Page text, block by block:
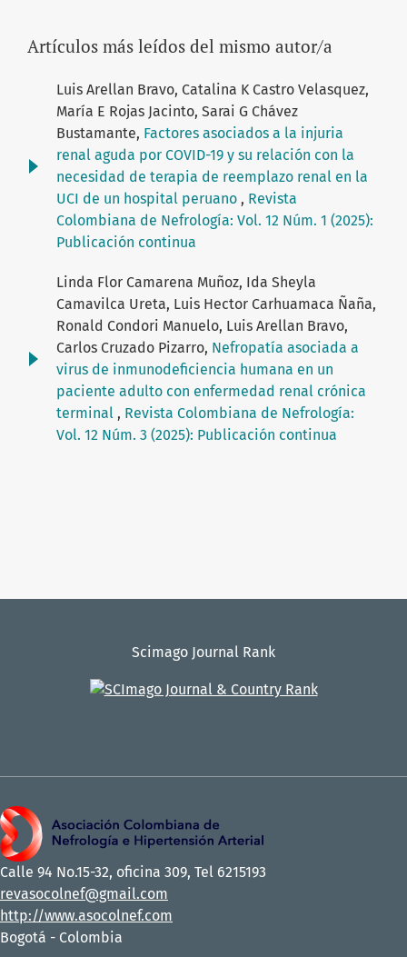
Artículos más leídos del mismo autor/a
Luis Arellan Bravo, Catalina K Castro Velasquez,
María E Rojas Jacinto, Sarai G Chávez
Bustamante, Factores asociados a la injuria
renal aguda por COVID-19 y su relación con la
necesidad de terapia de reemplazo renal en la
UCI de un hospital peruano , Revista
Colombiana de Nefrología: Vol. 12 Núm. 1 (2025):
Publicación continua
Linda Flor Camarena Muñoz, Ida Sheyla
Camavilca Ureta, Luis Hector Carhuamaca Ñaña,
Ronald Condori Manuelo, Luis Arellan Bravo,
Carlos Cruzado Pizarro, Nefropatía asociada a
virus de inmunodeficiencia humana en un
paciente adulto con enfermedad renal crónica
terminal , Revista Colombiana de Nefrología:
Vol. 12 Núm. 3 (2025): Publicación continua
Scimago Journal Rank
Calle 94 No.15-32, oficina 309, Tel 6215193
revasocolnef@gmail.com
http://www.asocolnef.com
Bogotá - Colombia